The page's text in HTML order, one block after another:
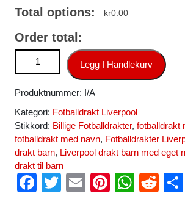
Total options: kr0.00
Order total:
Liverpool Keeper Hjemmedrakt 2024-25
Legg I Handlekurv
Produktnummer: I/A
Kategori: Fotballdrakt Liverpool
Stikkord: Billige Fotballdrakter, fotballdrakt
fotballdrakt med navn, Fotballdrakter
drakt barn, Liverpool drakt barn med eget
drakt til barn
F
T
E
Pi
W
R